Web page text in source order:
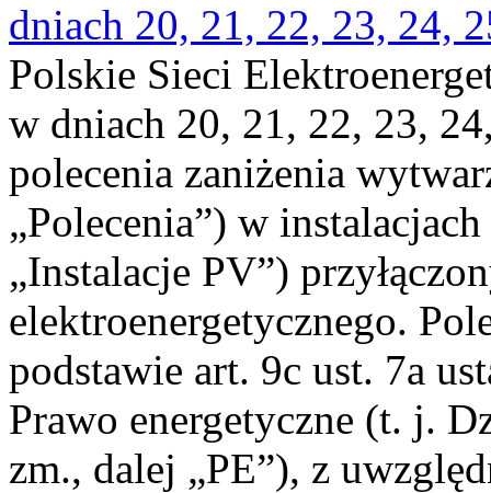
dniach 20, 21, 22, 23, 24,
Polskie Sieci
w dniach 20, 21, 22, 23,
polecenia zaniżenia
„Polecenia”) w
„Instalacje PV”)
elektroenergetycznego.
podstawie art. 9c ust. 7a
Prawo energetyczne (t. j.
zm., dalej „PE”), z